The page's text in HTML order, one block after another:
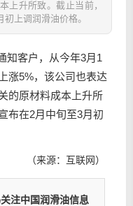
上升所致。截止当前，
上调润滑油价格。
知客户，从今年3月1
涨5%，该公司也表达
的原材料成本上升所
布在2月中旬至3月初
（来源：互联网）
注中国润滑油信息